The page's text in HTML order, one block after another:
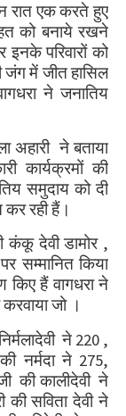
रात एक करते हुए
को बनाये रखने
परिवारों को
जंग में जीत हासिल
ने जनातिय
अहारी ने बताया
कार्यक्रमों की
समुदाय को दी
कर रही हैं।
कंकू देवी डामोर ,
सम्मानित किया
किए हैं वागधरा ने
जो ।
ने220 ,
की नर्मदा ने 275,
की कालीदेवी ने
की सविता देवी ने